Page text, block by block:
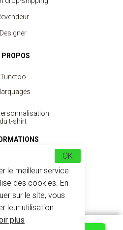
Designer
PROPOS
Tunetoo
du t-shirt
de devis
des données
le meilleur service
des cookies. En
sur le site, vous
leur utilisation.
plus
OK